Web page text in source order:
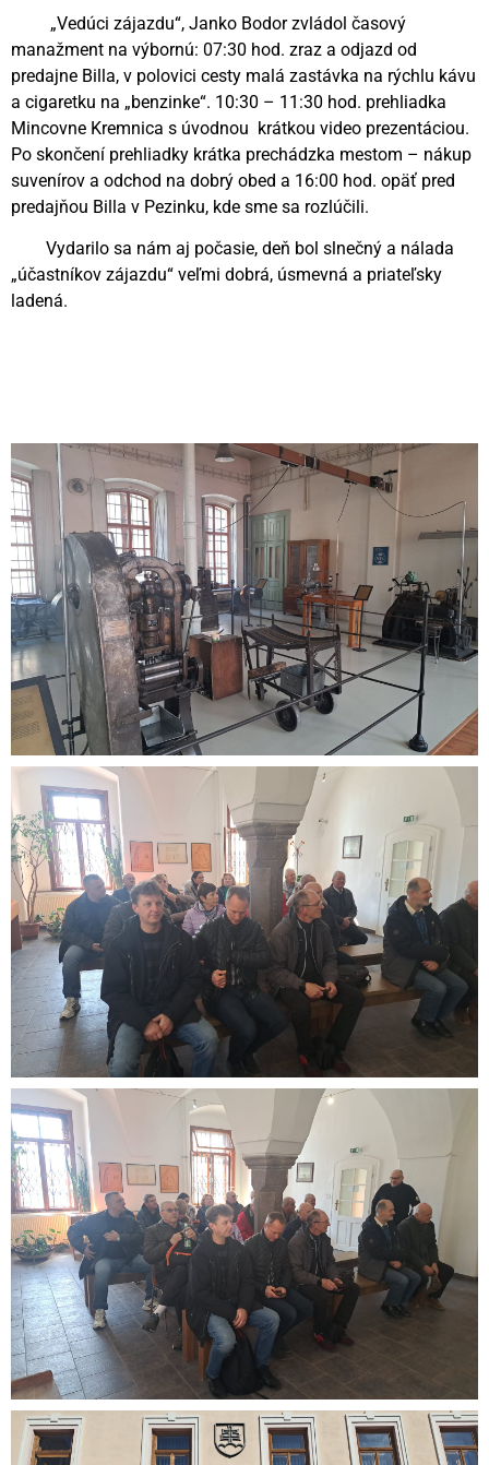
„Vedúci zájazdu“, Janko Bodor zvládol časový
manažment na výbornú: 07:30 hod. zraz a odjazd od
predajne Billa, v polovici cesty malá zastávka na rýchlu kávu
a cigaretku na „benzinke“. 10:30 – 11:30 hod. prehliadka
Mincovne Kremnica s úvodnou krátkou video prezentáciou.
Po skončení prehliadky krátka prechádzka mestom – nákup
suvenírov a odchod na dobrý obed a 16:00 hod. opäť pred
predajňou Billa v Pezinku, kde sme sa rozlúčili.
Vydarilo sa nám aj počasie, deň bol slnečný a nálada
„účastníkov zájazdu“ veľmi dobrá, úsmevná a priateľsky
ladená.